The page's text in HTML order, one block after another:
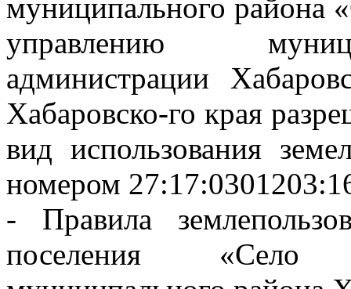
муниципального района
управлению
администрации
Хабаровско-го края
вид использования
номером
- Правила
поселения «Село